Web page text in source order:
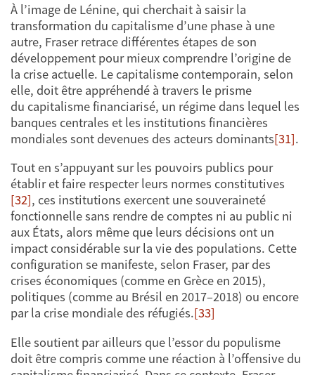
À l’image de Lénine, qui cherchait à saisir la
transformation du capitalisme d’une phase à une
autre, Fraser retrace différentes étapes de son
développement pour mieux comprendre l’origine de
la crise actuelle. Le capitalisme contemporain, selon
elle, doit être appréhendé à travers le prisme
du capitalisme financiarisé, un régime dans lequel les
banques centrales et les institutions financières
mondiales sont devenues des acteurs dominants[31].
Tout en s’appuyant sur les pouvoirs publics pour
établir et faire respecter leurs normes constitutives
[32], ces institutions exercent une souveraineté
fonctionnelle sans rendre de comptes ni au public ni
aux États, alors même que leurs décisions ont un
impact considérable sur la vie des populations. Cette
configuration se manifeste, selon Fraser, par des
crises économiques (comme en Grèce en 2015),
politiques (comme au Brésil en 2017–2018) ou encore
par la crise mondiale des réfugiés.[33]
Elle soutient par ailleurs que l’essor du populisme
doit être compris comme une réaction à l’offensive du